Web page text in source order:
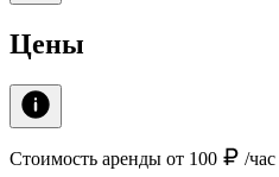
Цены
Стоимость аренды от 100 /час